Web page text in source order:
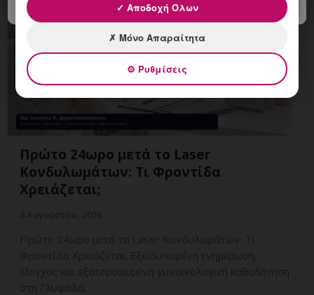
Πρώτο 24ωρο μετά το Laser
Κονδυλωμάτων: Τι Φροντίδα
Χρειάζεται;
Πρώτο 24ωρο μετά το Laser Κονδυλωμάτων: Τι
Φροντίδα Χρειάζεται; Εξειδικευμένη ενημέρωση,
έλεγχος και εξατομικευμένη γυναικολογική καθοδήγηση
στη Γλυφάδα.
✓ Αποδοχή Όλων
✗ Μόνο Απαραίτητα
⚙ Ρυθμίσεις